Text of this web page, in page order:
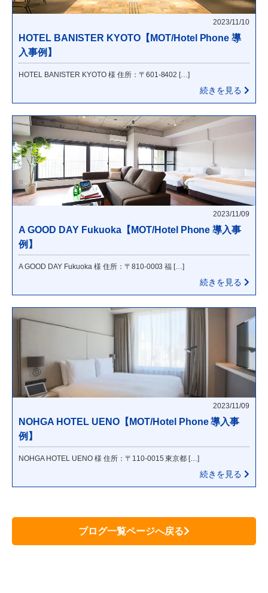
2023/11/10
HOTEL BANISTER KYOTO【MOT/Hotel Phone 導
入事例】
HOTEL BANISTER KYOTO 様 住所：〒601-8402 […]
続きを見る
2023/11/09
A GOOD DAY Fukuoka【MOT/Hotel Phone 導入事
例】
A GOOD DAY Fukuoka 様 住所：〒810-0003 福 […]
続きを見る
2023/11/09
NOHGA HOTEL UENO【MOT/Hotel Phone 導入事
例】
NOHGA HOTEL UENO 様 住所：〒110-0015 東京都 […]
続きを見る
ブログ一覧ページへ戻る